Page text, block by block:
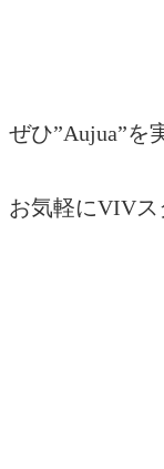
ぜひ”Aujua”を
お気軽にVIVス